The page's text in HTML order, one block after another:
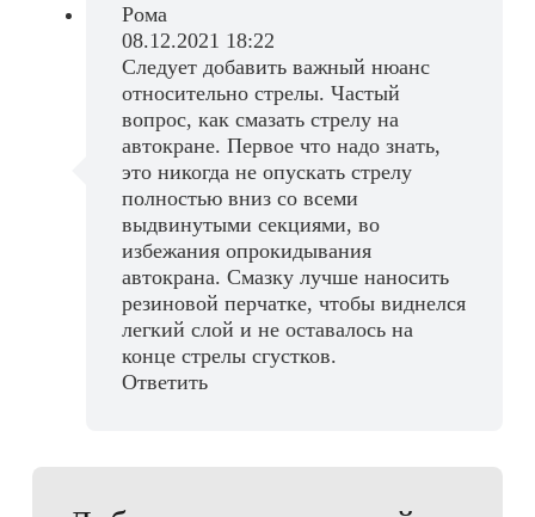
Рома
08.12.2021 18:22
Следует добавить важный нюанс
относительно стрелы. Частый
вопрос, как смазать стрелу на
автокране. Первое что надо знать,
это никогда не опускать стрелу
полностью вниз со всеми
выдвинутыми секциями, во
избежания опрокидывания
автокрана. Смазку лучше наносить
резиновой перчатке, чтобы виднелся
легкий слой и не оставалось на
конце стрелы сгустков.
Ответить